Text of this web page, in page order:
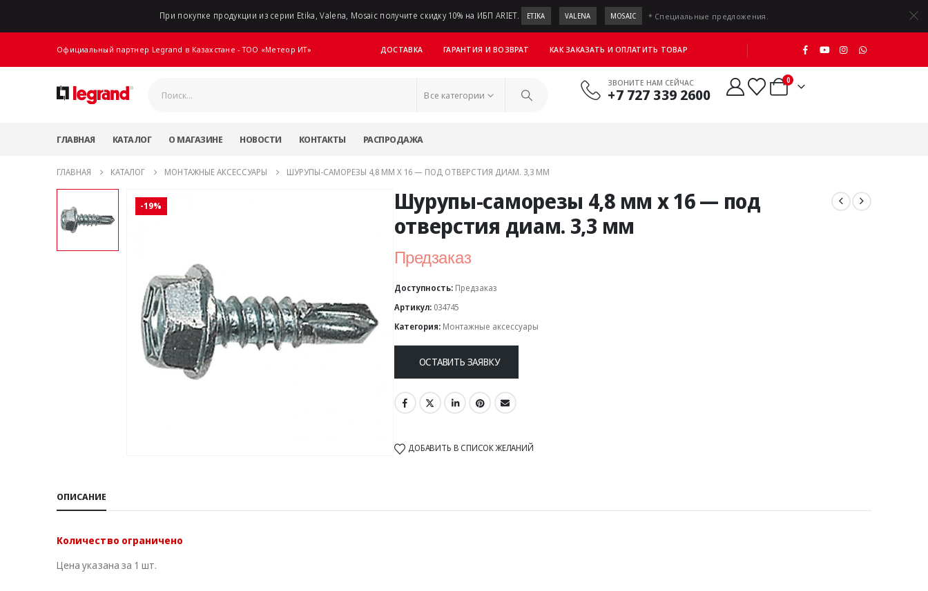
При покупке продукции из серии Etika, Valena, Mosaic получите скидку 10% на ИБП ARIET. ETIKA VALENA MOSAIC * Специальные предложения.
Официальный партнер Legrand в Казахстане - ТОО «Метеор ИТ» ДОСТАВКА ГАРАНТИЯ И ВОЗВРАТ КАК ЗАКАЗАТЬ И ОПЛАТИТЬ ТОВАР
Все категории
ЗВОНИТЕ НАМ СЕЙЧАС
+7 727 339 2600
0
ГЛАВНАЯ КАТАЛОГ О МАГАЗИНЕ НОВОСТИ КОНТАКТЫ РАСПРОДАЖА
ГЛАВНАЯ КАТАЛОГ МОНТАЖНЫЕ АКСЕССУАРЫ ШУРУПЫ-САМОРЕЗЫ 4,8 ММ X 16 — ПОД ОТВЕРСТИЯ ДИАМ. 3,3 ММ
-19%
Шурупы-саморезы 4,8 мм x 16 — под
отверстия диам. 3,3 мм
Предзаказ
Доступность: Предзаказ
Артикул: 034745
Категория: Монтажные аксессуары
ОСТАВИТЬ ЗАЯВКУ
ДОБАВИТЬ В СПИСОК ЖЕЛАНИЙ
ОПИСАНИЕ
Количество ограничено
Цена указана за 1 шт.